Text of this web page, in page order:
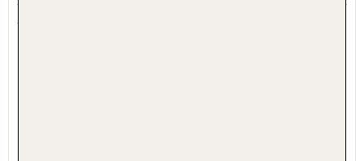
5.1 - 87 % Weiterempfehlung